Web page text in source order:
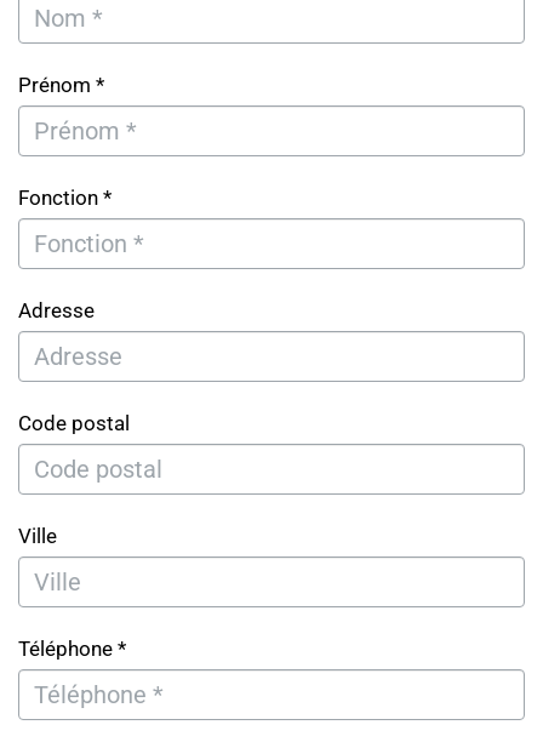
Prénom *
Fonction *
Adresse
Code postal
Ville
Téléphone *